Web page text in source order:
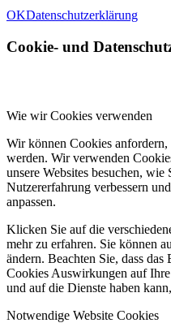
OKDatenschutzerklärung
Cookie- und
Wie wir Cookies verwenden
Wir können Cookies
werden. Wir verwenden
unsere Websites besuchen,
Nutzererfahrung verbessern
anpassen.
Klicken Sie auf die
mehr zu erfahren. Sie können
ändern. Beachten Sie, dass
Cookies Auswirkungen auf
und auf die Dienste haben
Notwendige Website Cookies